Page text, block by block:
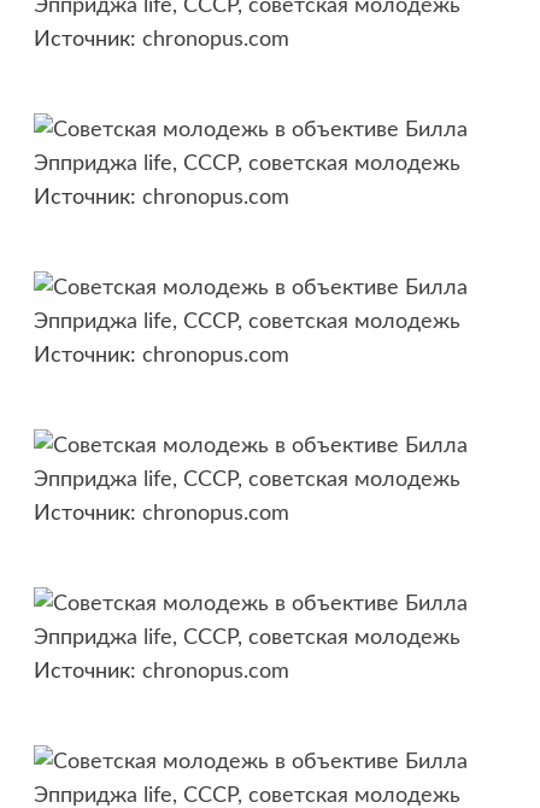
Источник: chronopus.com
Источник: chronopus.com
Источник: chronopus.com
Источник: chronopus.com
Источник: chronopus.com